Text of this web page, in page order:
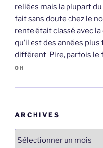
reliées mais la plupart
fait sans doute chez le
rente était classé avec
qu’il est des années
différent Pire, parfois le
OH
ARCHIVES